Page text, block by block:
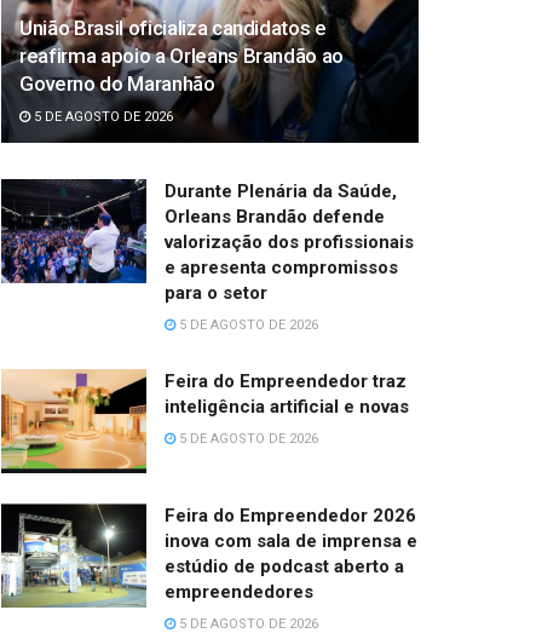
União Brasil oficializa candidatos e
reafirma apoio a Orleans Brandão ao
Governo do Maranhão
5 DE AGOSTO DE 2026
Durante Plenária da Saúde,
Orleans Brandão defende
valorização dos profissionais
e apresenta compromissos
para o setor
5 DE AGOSTO DE 2026
Feira do Empreendedor traz
inteligência artificial e novas
5 DE AGOSTO DE 2026
Feira do Empreendedor 2026
inova com sala de imprensa e
estúdio de podcast aberto a
empreendedores
5 DE AGOSTO DE 2026